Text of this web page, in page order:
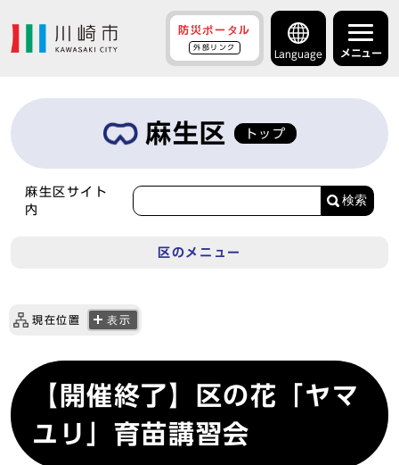
防災ポータル
外部リンク
Language メニュー
麻生区 トップ
麻生区サイト
内
検索
区のメニュー
現在位置 表示
【開催終了】区の花「ヤマ
ユリ」育苗講習会